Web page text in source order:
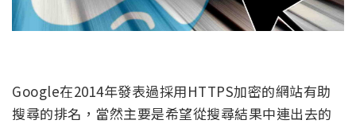
Google在2014年發表過採用HTTPS加密的網站有助
搜尋的排名，當然主要是希望從搜尋結果中連出去的